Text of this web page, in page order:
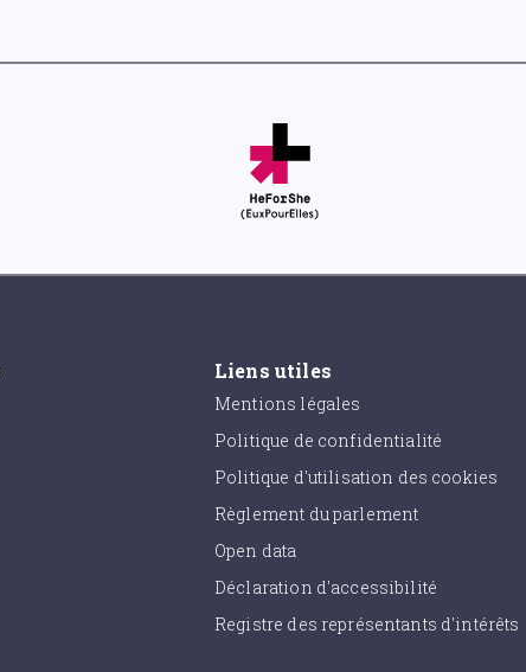
Liens utiles
Mentions légales
Politique de confidentialité
Politique d'utilisation des cookies
Règlement du parlement
Open data
Déclaration d'accessibilité
Registre des représentants d'intérêts